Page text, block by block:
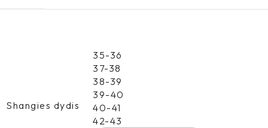
Shangies dydis
35-36
37-38
38-39
39-40
40-41
42-43